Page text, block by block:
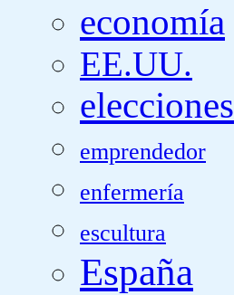
economía
EE.UU.
elecciones
emprendedor
enfermería
escultura
España